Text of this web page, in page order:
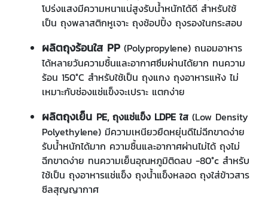
โปร่งแสงมีความหนาแน่สูงรับน้ำหนักได้ดี สำหรับใช้
เป็น ถุงพลาสติกหูเจาะ ถุงช้อปปิ้ง ถุงรองในกระสอบ
ผลิตถุงร้อนใส PP (Polypropylene) ถนอมอาหาร
ได้หลายวันความชื้นและอากาศซึมผ่านได้ยาก ทนความ
ร้อน 150°C สำหรับใช้เป็น ถุงแกง ถุงอาหารแห้ง ไม่
เหมาะกับช่องแช่แข็งจะเปราะ แตกง่าย
ผลิตถุงเย็น PE, ถุงแช่แข็ง LDPE ใส (Low Density
Polyethylene) มีความเหนียวยืดหยุ่นดีไม่ฉีกขาดง่าย
รับน้ำหนักได้มาก ความชื้นและอากาศผ่านไม่ได้ ถุงไม่
ฉีกขาดง่าย ทนความเย็นอุณหภูมิติดลบ -80°c สำหรับ
ใช้เป็น ถุงอาหารแช่แข็ง ถุงน้ำแข็งหลอด ถุงใส่ข้าวสาร
ซีลสุญญากาศ